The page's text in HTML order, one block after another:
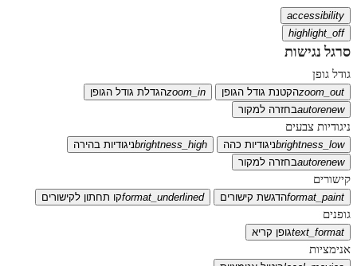
accessibility
highlight_off
סרגל נגישות
גודל גופן
zoom_outהקטנת גודל הגופן zoom_inהגדלת גודל הגופן
autorenewבחזרה למקור
ניגודיות צבעים
brightness_lowניגודיות כהה brightness_highניגודיות בהירה
autorenewבחזרה למקור
קישורים
format_paintהדגשת קישורים format_underlinedקו תחתון לקישורים
גופנים
text_formatגופן קריא
אנימציות